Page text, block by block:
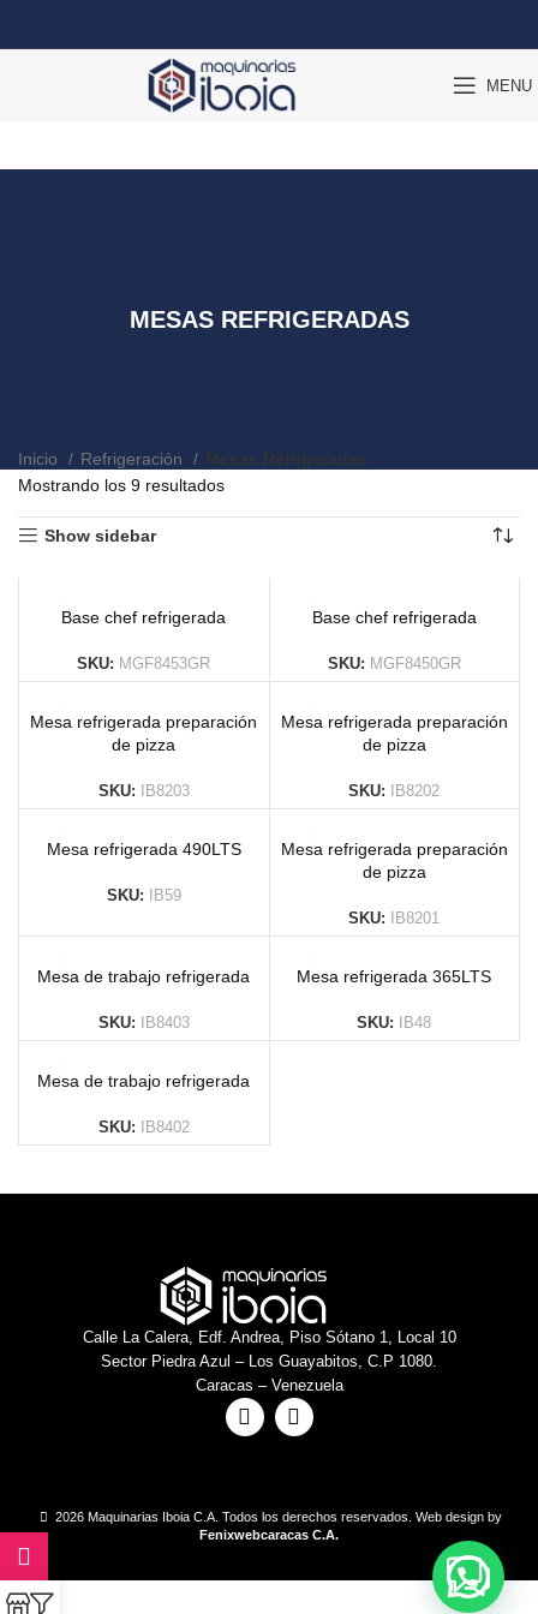
MENU
MESAS REFRIGERADAS
Inicio Refrigeración
Mesas Refrigeradas
Mostrando los 9 resultados
Show sidebar
Base chef refrigerada
SKU: MGF8453GR
Base chef refrigerada
SKU: MGF8450GR
Mesa refrigerada preparación
de pizza
SKU: IB8203
Mesa refrigerada preparación
de pizza
SKU: IB8202
Mesa refrigerada 490LTS
SKU: IB59
Mesa refrigerada preparación
de pizza
SKU: IB8201
Mesa de trabajo refrigerada
SKU: IB8403
Mesa refrigerada 365LTS
SKU: IB48
Mesa de trabajo refrigerada
SKU: IB8402
Calle La Calera, Edf. Andrea, Piso Sótano 1, Local 10
Sector Piedra Azul – Los Guayabitos, C.P 1080.
Caracas – Venezuela
2026 Maquinarias Iboia C.A. Todos los derechos reservados. Web design by
Fenixwebcaracas C.A.